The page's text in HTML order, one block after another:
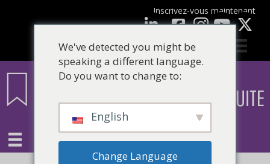
Inscrivez-vous maintenant
LinkedInFacebook Youtube
We've detected you might be
speaking a different language.
Do you want to change to:
English
Change Language